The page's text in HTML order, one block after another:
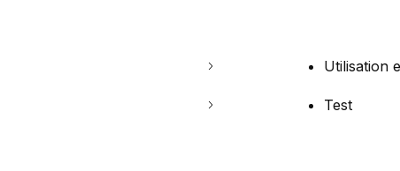
Utilisation
Test